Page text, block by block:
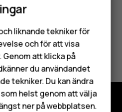
liknande tekniker för
och för att visa
att klicka på
du användandet
tekniker. Du kan ändra
helst genom att välja
ner på webbplatsen.